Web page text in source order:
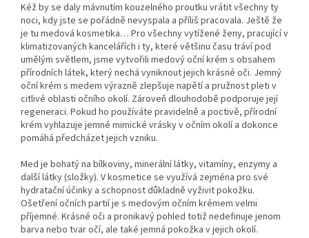
Kéž by se daly mávnutím kouzelného proutku vrátit všechny ty
noci, kdy jste se pořádně nevyspala a příliš pracovala. Ještě že
je tu medová kosmetika… Pro všechny vytížené ženy, pracující v
klimatizovaných kancelářích i ty, které většinu času tráví pod
umělým světlem, jsme vytvořili medový oční krém s obsahem
přírodních látek, který nechá vyniknout jejich krásné oči. Jemný
oční krém s medem výrazně zlepšuje napětí a pružnost pleti v
citlivé oblasti očního okolí. Zároveň dlouhodobě podporuje její
regeneraci. Pokud ho používáte pravidelně a poctivě, přírodní
krém vyhlazuje jemné mimické vrásky v očním okolí a dokonce
pomáhá předcházet jejich vzniku.
Med je bohatý na bílkoviny, minerální látky, vitamíny, enzymy a
další látky (složky). V kosmetice se využívá zejména pro své
hydratační účinky a schopnost důkladně vyživit pokožku.
Ošetření očních partií je s medovým očním krémem velmi
příjemné. Krásné oči a pronikavý pohled totiž nedefinuje jenom
barva nebo tvar očí, ale také jemná pokožka v jejich okolí.